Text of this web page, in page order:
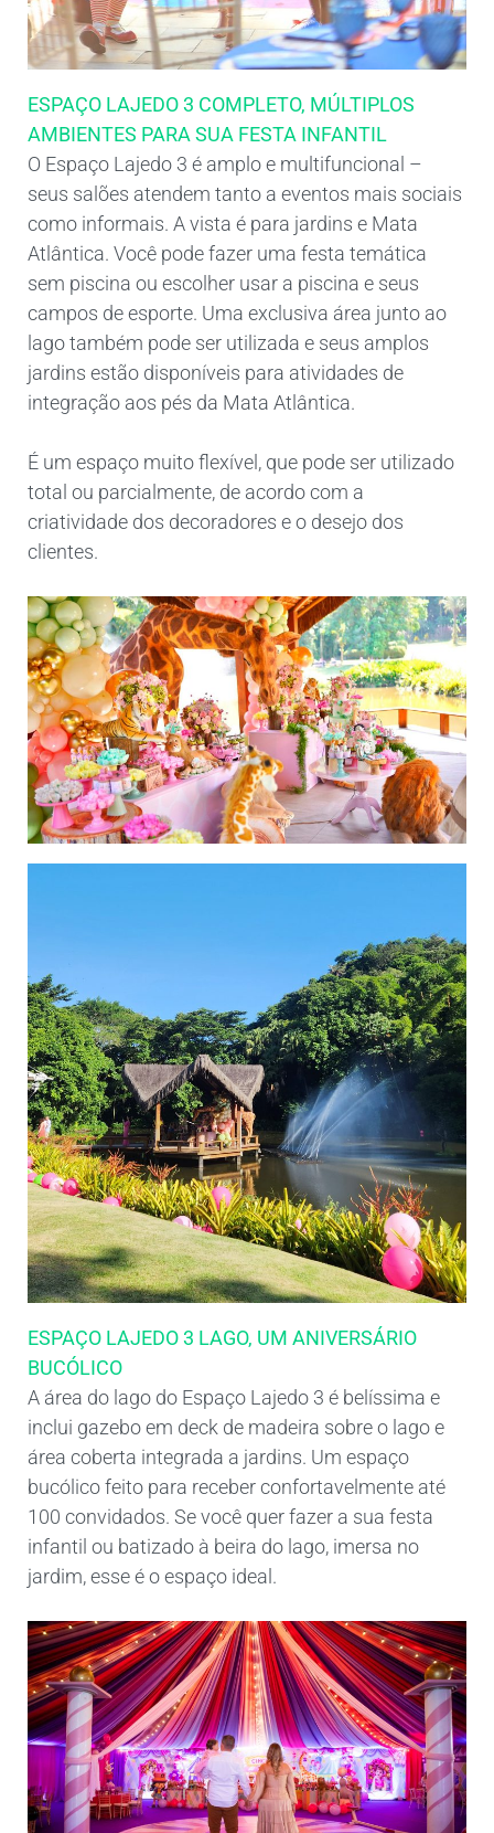
ESPAÇO LAJEDO 3 COMPLETO, MÚLTIPLOS
AMBIENTES PARA SUA FESTA INFANTIL
O Espaço Lajedo 3 é amplo e multifuncional –
seus salões atendem tanto a eventos mais sociais
como informais. A vista é para jardins e Mata
Atlântica. Você pode fazer uma festa temática
sem piscina ou escolher usar a piscina e seus
campos de esporte. Uma exclusiva área junto ao
lago também pode ser utilizada e seus amplos
jardins estão disponíveis para atividades de
integração aos pés da Mata Atlântica.
É um espaço muito flexível, que pode ser utilizado
total ou parcialmente, de acordo com a
criatividade dos decoradores e o desejo dos
clientes.
ESPAÇO LAJEDO 3 LAGO, UM ANIVERSÁRIO
BUCÓLICO
A área do lago do Espaço Lajedo 3 é belíssima e
inclui gazebo em deck de madeira sobre o lago e
área coberta integrada a jardins. Um espaço
bucólico feito para receber confortavelmente até
100 convidados. Se você quer fazer a sua festa
infantil ou batizado à beira do lago, imersa no
jardim, esse é o espaço ideal.